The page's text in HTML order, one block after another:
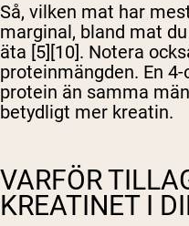
Så, vilken mat har
marginal, bland mat
äta [5][10]. Notera
proteinmängden. En
protein än samma
betydligt mer kreatin.
VARFÖR
KREATINET I